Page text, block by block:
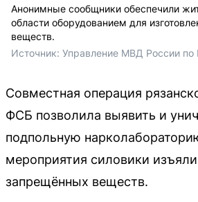
Анонимные сообщники обеспечили
области оборудованием для
веществ.
Источник: Управление МВД России по
Совместная операция
ФСБ позволила выявить и
подпольную
мероприятия силовики
запрещённых веществ.